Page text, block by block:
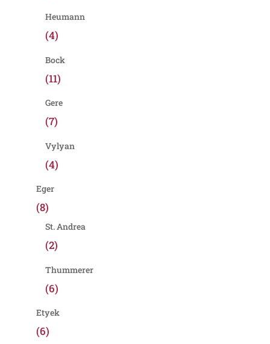
Heumann
(4)
Bock
(11)
Gere
(7)
Vylyan
(4)
Eger
(8)
St. Andrea
(2)
Thummerer
(6)
Etyek
(6)